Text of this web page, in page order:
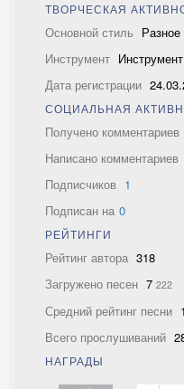
ТВОРЧЕСКАЯ
Основной стиль Разное
Инструмент
Дата регистрации
СОЦИАЛЬНАЯ
Получено комментариев
Написано комментариев
Подписчиков 1
Подписан на 0
РЕЙТИНГИ
Рейтинг автора 318
Загружено песен 7 222
Средний рейтинг песни
Всего прослушиваний
НАГРАДЫ